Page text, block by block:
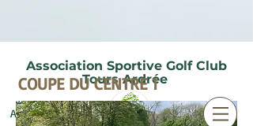
Association Sportive Golf Club
Tours Ardrée
Accès membres
COUPE DU CENTRE 1